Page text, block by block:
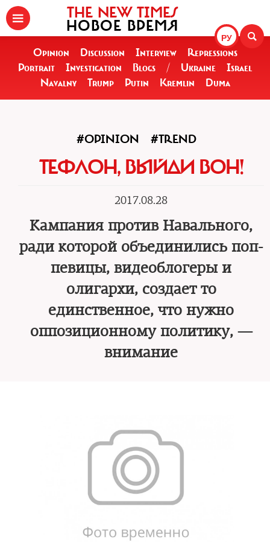
РУ
THE NEW TIMES
НОВОЕ ВРЕМЯ
Opinion Discussion Interview
Repressions
Portrait
Investigation Blogs / Ukraine
Israel
Navalny
Trump Putin Kremlin Duma
#OPINION #TREND
ТЕФЛОН, ВЫЙДИ ВОН!
2017.08.28
Кампания против Навального,
ради которой объединились поп-
певицы, видеоблогеры и
олигархи, создает то
единственное, что нужно
оппозиционному политику, —
внимание